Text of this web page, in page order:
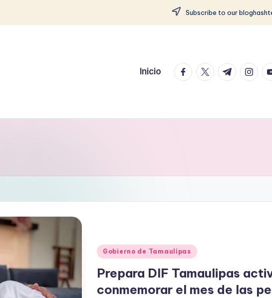
Subscribe to our
Inicio facebook.com
twitter.com
t.me
Publicado
Gobierno de Tamaulipas
Prepara DIF Tamaulipas
conmemorar el mes de las